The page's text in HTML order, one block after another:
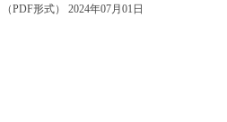
（PDF形式） 2024年07月01日